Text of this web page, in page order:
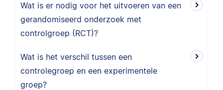
Wat is er nodig voor het uitvoeren van een
gerandomiseerd onderzoek met
controlgroep (RCT)?
Wat is het verschil tussen een
controlegroep en een experimentele
groep?